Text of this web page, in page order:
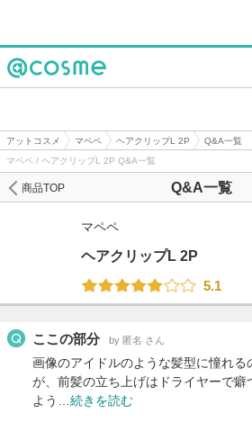
アットコスメ マペペ ヘアクリップL 2P
Q&A一覧
マペペ / ヘアクリップL 2P Q&A一覧
Q&A一覧
商品TOP
マペペ
ヘアクリップL 2P
5.1
ここの部分 by 匿名 さん
画像のアイドルのような髪型に憧れる
が、前髪の立ち上げはドライヤーで癖
よう… 続きを読む